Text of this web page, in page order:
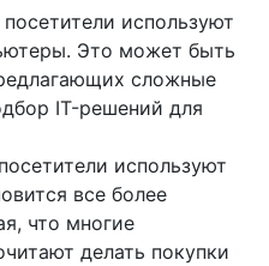
используют
Это может быть
сложные
IT-решений для
используют
все более
что многие
делать покупки